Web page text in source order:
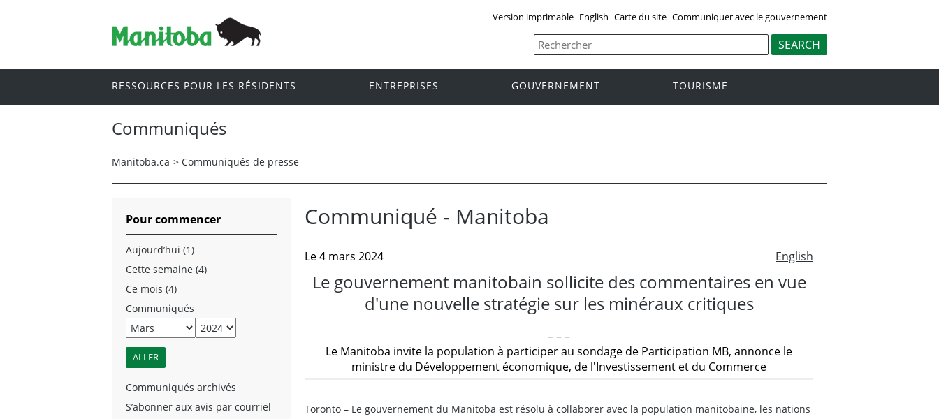
Version imprimable English Carte du site Communiquer avec le gouvernement
RESSOURCES POUR LES RÉSIDENTS ENTREPRISES GOUVERNEMENT TOURISME
Communiqués
Manitoba.ca > Communiqués de presse
Communiqué - Manitoba
English
Le 4 mars 2024
Le gouvernement manitobain sollicite des commentaires en vue
d'une nouvelle stratégie sur les minéraux critiques
– – –
Le Manitoba invite la population à participer au sondage de Participation MB, annonce le
ministre du Développement économique, de l'Investissement et du Commerce
Toronto – Le gouvernement du Manitoba est résolu à collaborer avec la population manitobaine, les nations
Pour commencer
Aujourd’hui (1)
Cette semaine (4)
Ce mois (4)
Communiqués
Communiqués archivés
S’abonner aux avis par courriel